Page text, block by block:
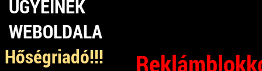
ÜGYEINEK
WEBOLDALA
Hőségriadó!!!